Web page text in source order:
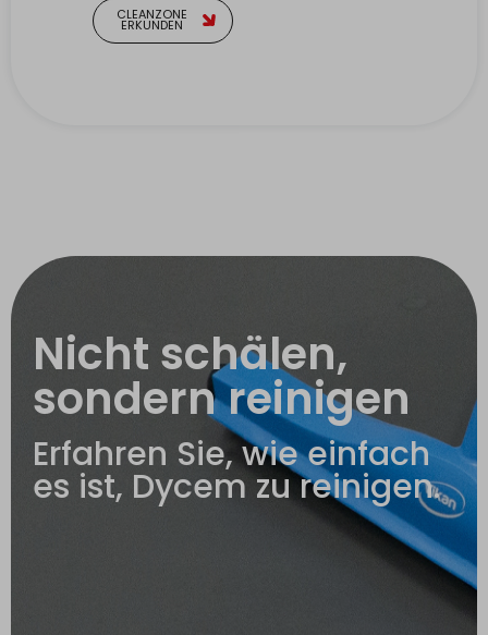
CLEANZONE
ERKUNDEN
Nicht schälen,
sondern reinigen
Erfahren Sie, wie einfach
es ist, Dycem zu reinigen.